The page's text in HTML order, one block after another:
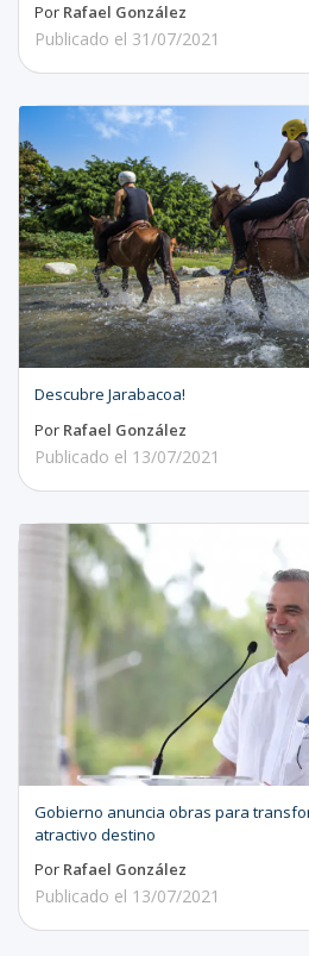
Por Rafael González
Publicado el 31/07/2021
Descubre Jarabacoa!
Por Rafael González
Publicado el 13/07/2021
Gobierno anuncia obras para
atractivo destino
Por Rafael González
Publicado el 13/07/2021